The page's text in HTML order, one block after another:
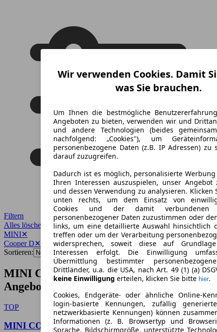
Wir verwenden Cookies. Damit
was Sie brauchen.
Um Ihnen die bestmögliche
Angeboten zu bieten, verwenden wir und
und andere Technologien (beides
nachfolgend: „Cookies"), um
personenbezogene Daten (z.B. IP Adressen) zu
darauf zuzugreifen.
Dadurch ist es möglich, personalisierte
Ihren Interessen auszuspielen, unser Angebot
und dessen Verwendung zu analysieren. Klicken
unten rechts, um dem Einsatz von
Cookies und der damit verbundenen
personenbezogener Daten zuzustimmen oder
links, um eine detaillierte Auswahl hinsichtlich
treffen oder um der Verarbeitung
widersprechen, soweit diese auf
Interessen erfolgt. Die Einwilligung
Übermittlung bestimmter
Drittländer, u.a. die USA, nach Art. 49 (1) (a)
keine Einwilligung erteilen, klicken Sie bitte hier.
Cookies, Endgeräte- oder ähnliche Online-
login-basierte Kennungen, zufällig
netzwerkbasierte Kennungen) können
Informationen (z. B. Browsertyp und
Sprache, Bildschirmgröße, unterstützte
Filtern
Alles löschen
MINI✕
Cooper D✕
Sortieren:
MINI Cooper D Gebrauchtwagen-
Angebote
TOP
MINI COOPER D